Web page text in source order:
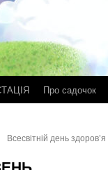
Про садочок
Всесвітній день здоровʼя